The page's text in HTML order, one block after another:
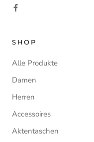
SHOP
Alle Produkte
Damen
Herren
Accessoires
Aktentaschen